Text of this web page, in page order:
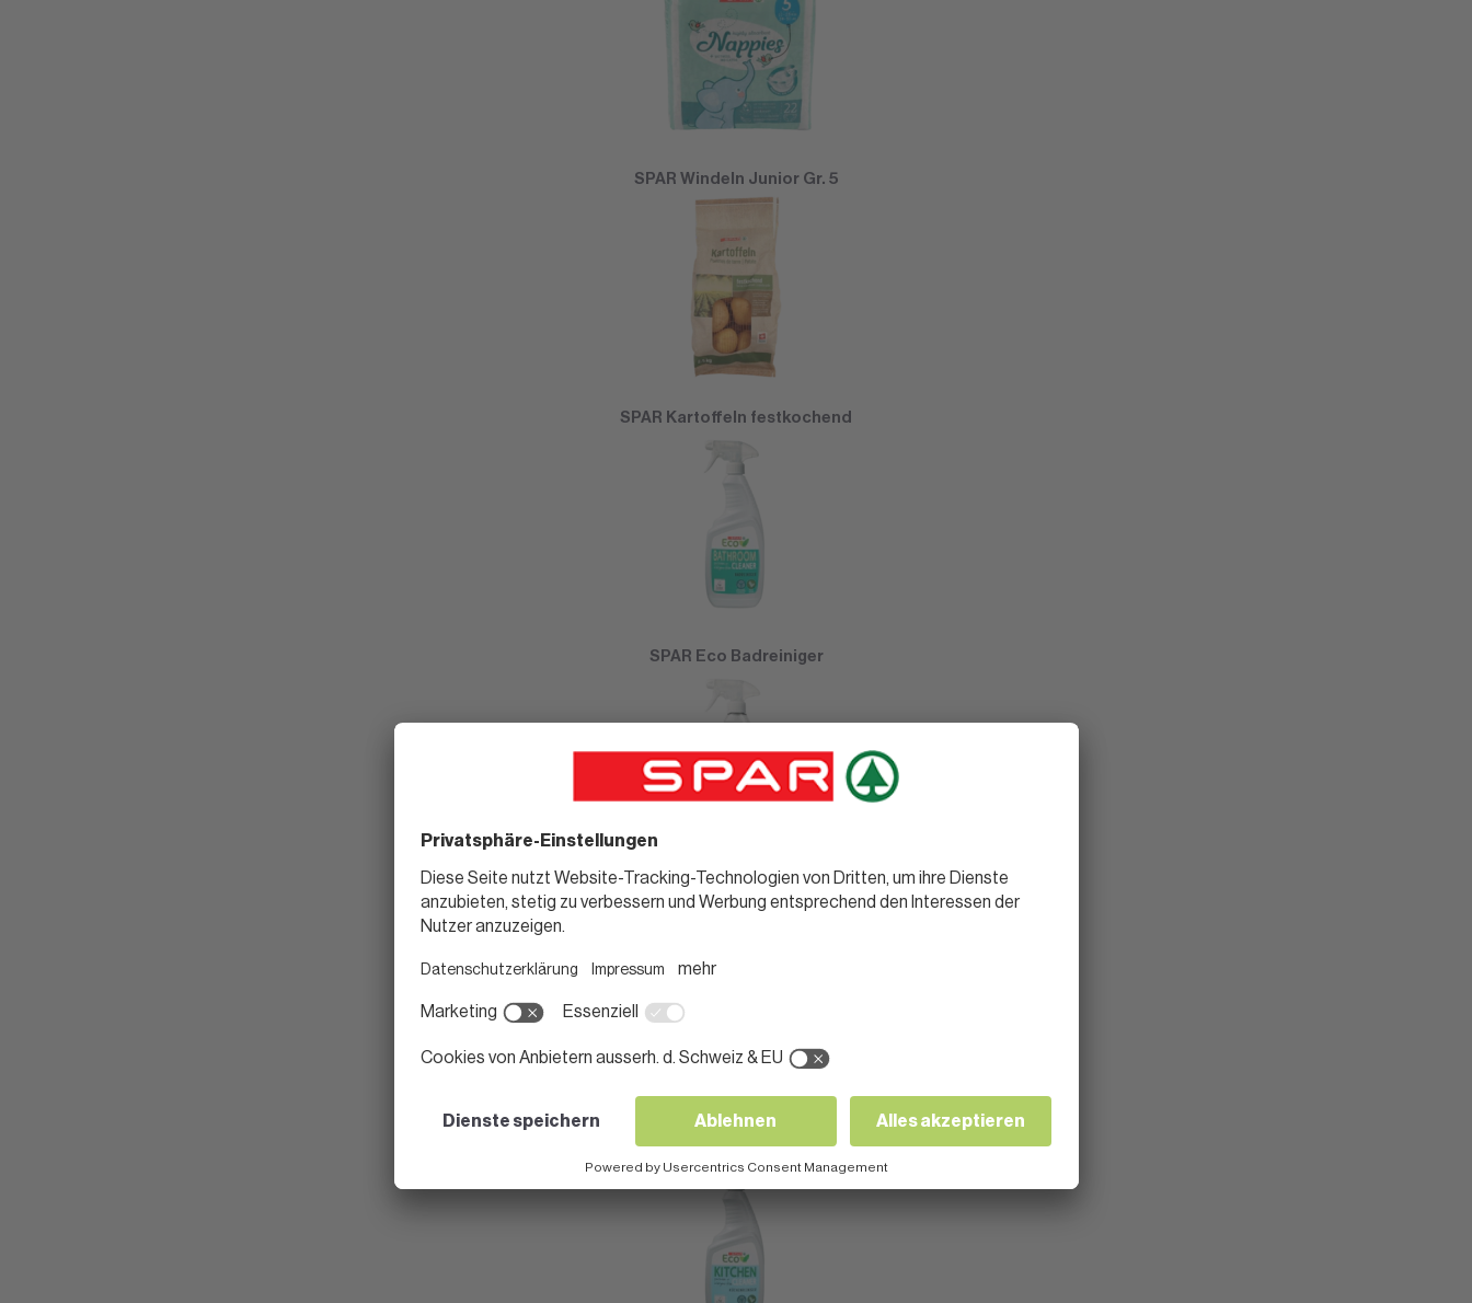
SPAR Windeln Junior Gr. 5
SPAR Kartoffeln festkochend
SPAR Eco Badreiniger
SPAR Eco Glasreiniger
SPAR Eco Allzweckreiniger